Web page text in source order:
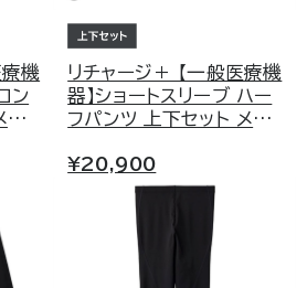
療機
ン
ン
リチャージ＋ 【一般医療機
器】ショートスリーブ ハー
フパンツ 上下セット メン
¥20,900